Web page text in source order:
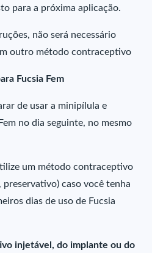
para a próxima aplicação.
não será necessário
outro método contraceptivo
Fucsia Fem
de usar a minipílula e
no dia seguinte, no mesmo
um método contraceptivo
caso você tenha
dias de uso de Fucsia
injetável, do implante ou do